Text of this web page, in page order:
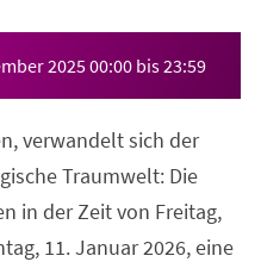
202500:00 bis23:59
verwandelt sich der
Traumwelt: Die
in der Zeit von Freitag,
11. Januar 2026, eine